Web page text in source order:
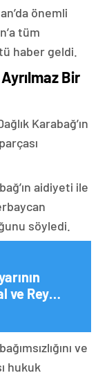
önemli
tüm
haber geldi.
Bir
Karabağ’ın
aidiyeti ile
söyledi.
ve Rey
ve
hukuk